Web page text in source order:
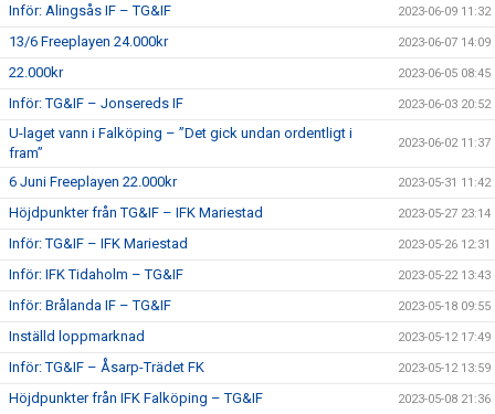
Inför: Alingsås IF – TG&IF 2023-06-09 11:32
13/6 Freeplayen 24.000kr 2023-06-07 14:09
22.000kr 2023-06-05 08:45
Inför: TG&IF – Jonsereds IF 2023-06-03 20:52
U-laget vann i Falköping – ”Det gick undan ordentligt i
fram”
2023-06-02 11:37
6 Juni Freeplayen 22.000kr 2023-05-31 11:42
Höjdpunkter från TG&IF – IFK Mariestad 2023-05-27 23:14
Inför: TG&IF – IFK Mariestad 2023-05-26 12:31
Inför: IFK Tidaholm – TG&IF 2023-05-22 13:43
Inför: Brålanda IF – TG&IF 2023-05-18 09:55
Inställd loppmarknad 2023-05-12 17:49
Inför: TG&IF – Åsarp-Trädet FK 2023-05-12 13:59
Höjdpunkter från IFK Falköping – TG&IF 2023-05-08 21:36